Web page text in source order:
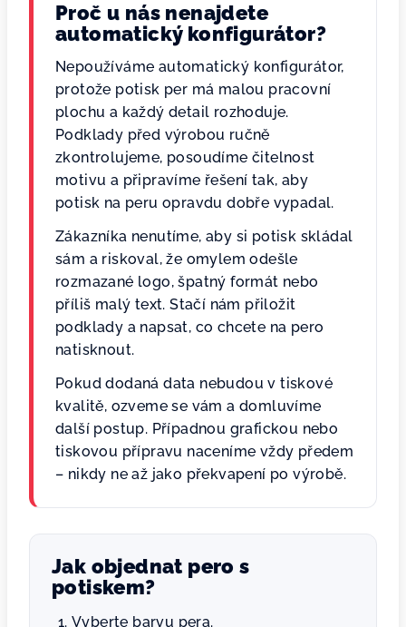
Proč u nás nenajdete
automatický konfigurátor?
Nepoužíváme automatický konfigurátor,
protože potisk per má malou pracovní
plochu a každý detail rozhoduje.
Podklady před výrobou ručně
zkontrolujeme, posoudíme čitelnost
motivu a připravíme řešení tak, aby
potisk na peru opravdu dobře vypadal.
Zákazníka nenutíme, aby si potisk skládal
sám a riskoval, že omylem odešle
rozmazané logo, špatný formát nebo
příliš malý text. Stačí nám přiložit
podklady a napsat, co chcete na pero
natisknout.
Pokud dodaná data nebudou v tiskové
kvalitě, ozveme se vám a domluvíme
další postup. Případnou grafickou nebo
tiskovou přípravu naceníme vždy předem
– nikdy ne až jako překvapení po výrobě.
Jak objednat pero s
potiskem?
Vyberte barvu pera.